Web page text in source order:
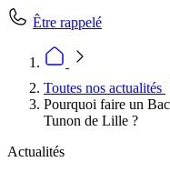
Être rappelé
Toutes nos actualités
Pourquoi faire un
Tunon de Lille ?
Actualités